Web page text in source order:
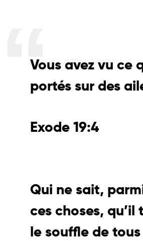
Vous avez vu ce
portés sur des
Exode 19:4
Qui ne sait,
ces choses,
le souffle de